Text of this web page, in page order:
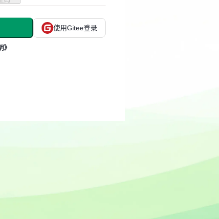
使用Gitee登录
》